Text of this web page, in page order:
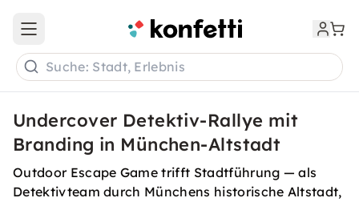
Open main menu
Suche: Stadt, Erlebnis
Undercover Detektiv-Rallye mit
Branding in München-Altstadt
Outdoor Escape Game trifft Stadtführung — als
Detektivteam durch Münchens historische Altstadt,